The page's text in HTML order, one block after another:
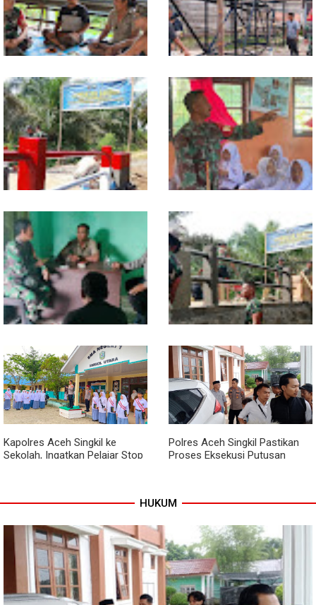
Warung Kopi Jadi Ruang
Komsos, Babinsa Ajak Warga
Jaga Keamanan Lingkungan
Program TNI AD Manunggal Air
Masuki Tahap Pendirian Tower
Polytank di Simpang Kiri
Sentuhan Akhir Jembatan
Garuda Dikebut, Kodim 0118
Optimistis Tepat Waktu
Babinsa Tanamkan Nilai
Pancasila dan Cinta Tanah Air
kepada Siswa SMP
Babinsa dan Bhabinkamtibmas
Kompak Gaungkan Gerakan
Kibarkan Merah Putih
Kodim 0118 Kebut Tahap Akhir
Jembatan Garuda, Pengecoran
Kepala Jembatan Terus
Berjalan
Kapolres Aceh Singkil ke
Sekolah, Ingatkan Pelajar Stop
Polres Aceh Singkil Pastikan
Proses Eksekusi Putusan
HUKUM